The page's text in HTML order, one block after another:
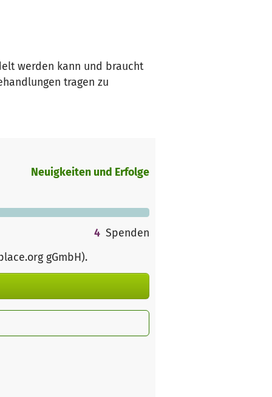
werden kann und braucht
tragen zu
Neuigkeiten und Erfolge
4 Spenden
gGmbH).